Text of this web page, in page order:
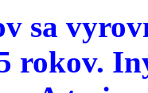
sa
rokov.